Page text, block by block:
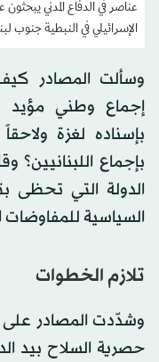
عناصر في الدفاع المدني
الإسرائيلي في النبطية جنوب
وسألت المصادر
إجماع وطني مؤيد
بإسناده لغزة
بإجماع
الدولة التي تحظى
السياسية للمفاوضات
تلازم الخطوات
وشدّدت المصادر على
حصرية السلاح بيد